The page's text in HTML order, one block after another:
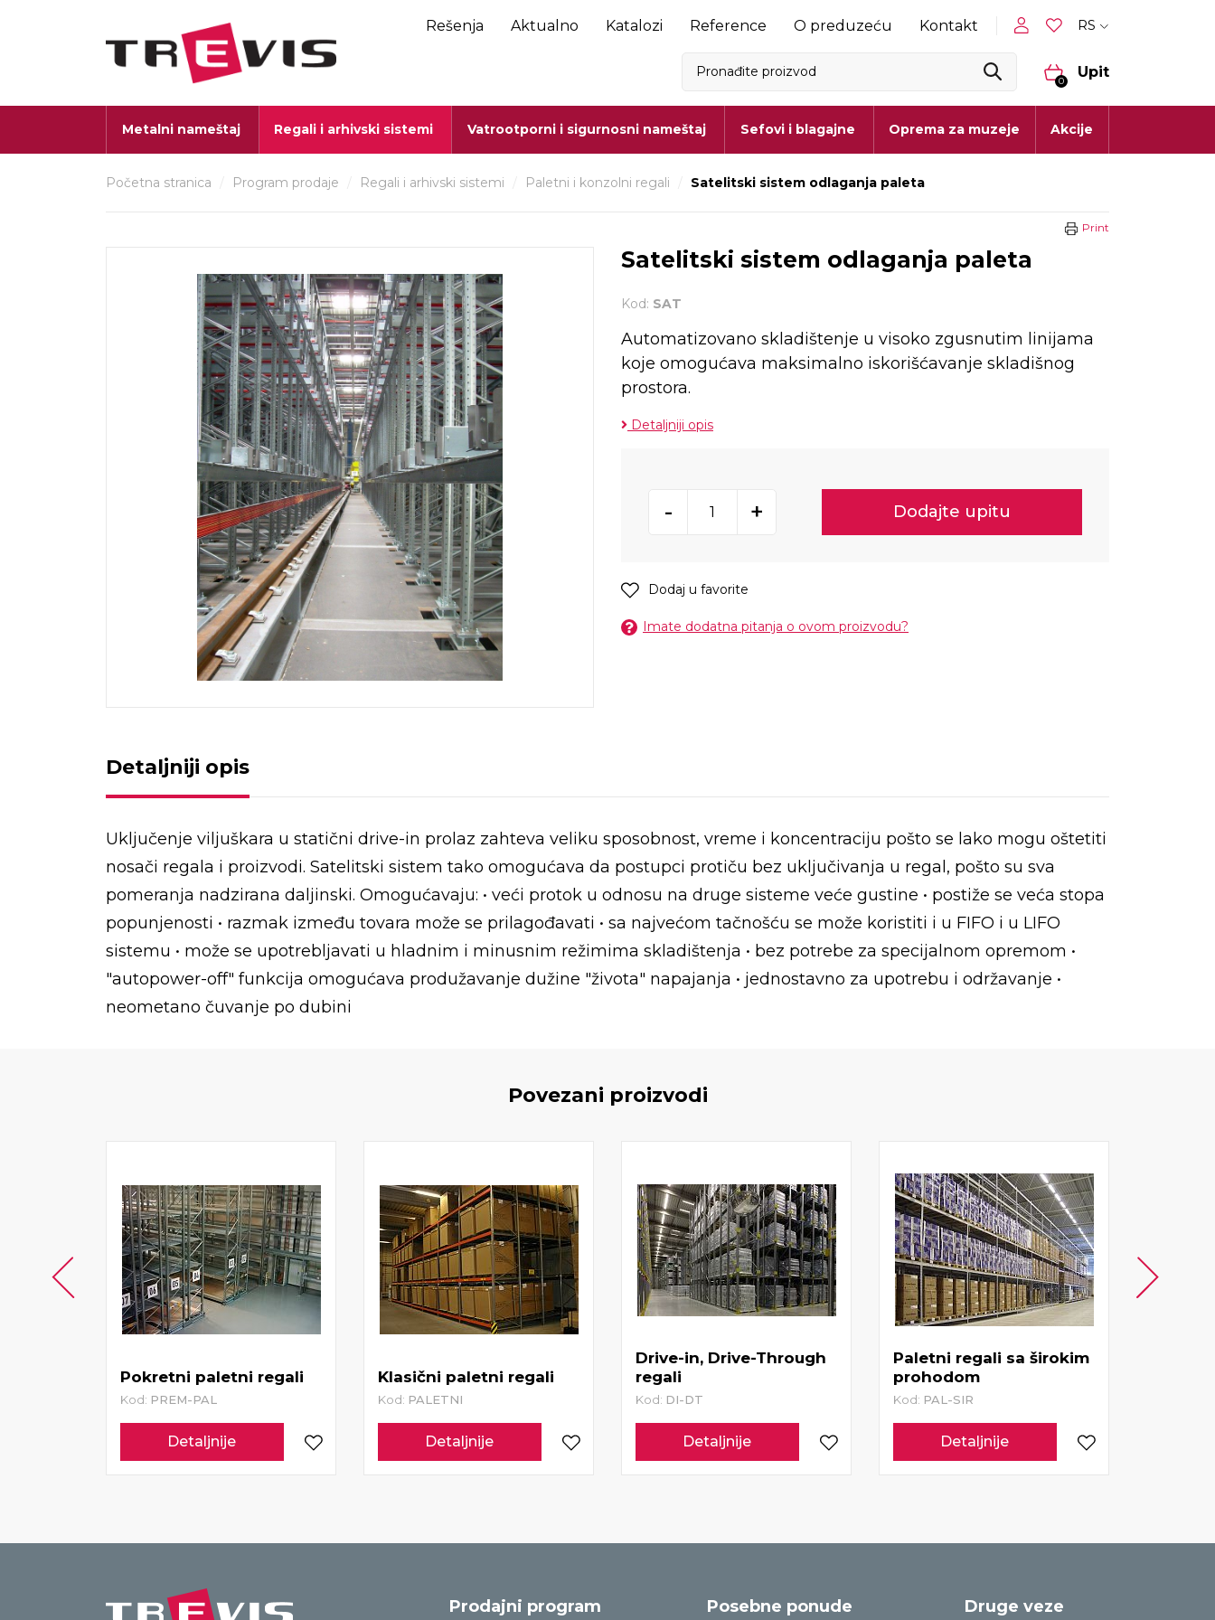
Rešenja Aktualno Katalozi Reference O preduzeću Kontakt RS
0
Upit
Metalni nameštaj Regali i arhivski sistemi Vatrootporni i sigurnosni nameštaj Sefovi i blagajne Oprema za muzeje Akcije
Početna stranica Program prodaje Regali i arhivski sistemi Paletni i konzolni regali Satelitski sistem odlaganja paleta
Print
Satelitski sistem odlaganja paleta
Kod: SAT
Automatizovano skladištenje u visoko zgusnutim linijama
koje omogućava maksimalno iskorišćavanje skladišnog
prostora.
Detaljniji opis
- + Dodajte upitu
Dodaj u favorite
Imate dodatna pitanja o ovom proizvodu?
Detaljniji opis
Uključenje viljuškara u statični drive-in prolaz zahteva veliku sposobnost, vreme i koncentraciju pošto se lako mogu oštetiti
nosači regala i proizvodi. Satelitski sistem tako omogućava da postupci protiču bez uključivanja u regal, pošto su sva
pomeranja nadzirana daljinski. Omogućavaju: • veći protok u odnosu na druge sisteme veće gustine • postiže se veća stopa
popunjenosti • razmak između tovara može se prilagođavati • sa najvećom tačnošću se može koristiti i u FIFO i u LIFO
sistemu • može se upotrebljavati u hladnim i minusnim režimima skladištenja • bez potrebe za specijalnom opremom •
"autopower-off" funkcija omogućava produžavanje dužine "života" napajanja • jednostavno za upotrebu i održavanje •
neometano čuvanje po dubini
Povezani proizvodi
Pokretni paletni regali
Kod: PREM-PAL
Detaljnije
Klasični paletni regali
Kod: PALETNI
Detaljnije
Drive-in, Drive-Through
regali
Kod: DI-DT
Detaljnije
Paletni regali sa širokim
prohodom
Kod: PAL-SIR
Detaljnije
Prodajni program Posebne ponude Druge veze